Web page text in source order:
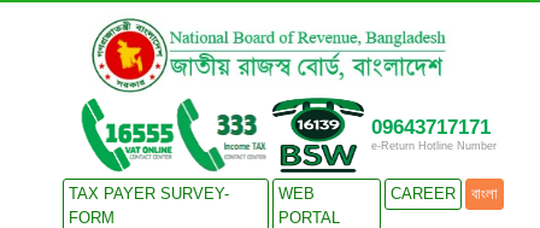
09643717171
e-Return Hotline Number
TAX PAYER SURVEY-
FORM
WEB
PORTAL
CAREER বাংলা